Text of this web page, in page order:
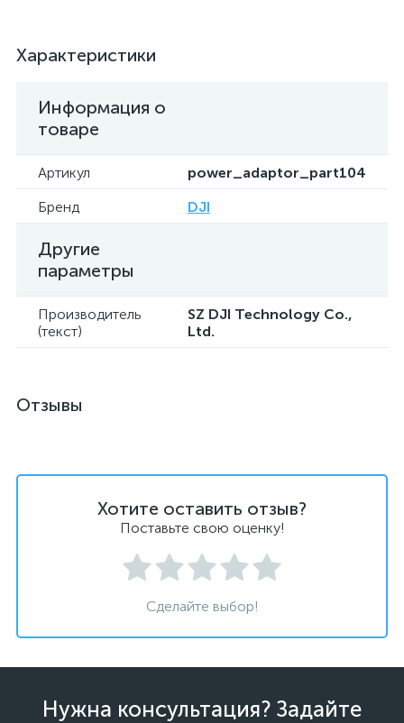
Характеристики
Информация о
товаре
Артикул
power_adaptor_part104
Бренд
DJI
Другие
параметры
Производитель
(текст)
SZ DJI Technology Co.,
Ltd.
Отзывы
Хотите оставить отзыв?
Поставьте свою оценку!
Сделайте выбор!
Нужна консультация? Задайте